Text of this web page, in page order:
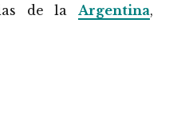
de la Argentina,